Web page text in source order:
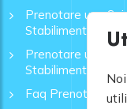
Prenotare una
Stabilimenti -
Prenotare una
Stabilimenti -
Faq Prenotazione